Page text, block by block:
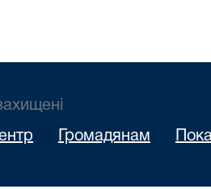
Громадянам